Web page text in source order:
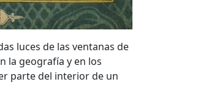
luces de las ventanas de
la geografía y en los
parte del interior de un